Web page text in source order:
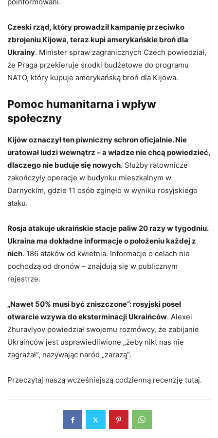
Czeski rząd, który prowadził kampanię przeciwko
zbrojeniu Kijowa, teraz kupi amerykańskie broń dla
Ukrainy. Minister spraw zagranicznych Czech powiedział,
że Praga przekieruje środki budżetowe do programu
NATO, który kupuje amerykańską broń dla Kijowa.
Pomoc humanitarna i wpływ
społeczny
Kijów oznaczył ten piwniczny schron oficjalnie. Nie
uratował ludzi wewnątrz – a władze nie chcą powiedzieć,
dlaczego nie buduje się nowych. Służby ratownicze
zakończyły operacje w budynku mieszkalnym w
Darnyckim, gdzie 11 osób zginęło w wyniku rosyjskiego
ataku.
Rosja atakuje ukraińskie stacje paliw 20 razy w tygodniu.
Ukraina ma dokładne informacje o położeniu każdej z
nich. 186 ataków od kwietnia. Informacje o celach nie
pochodzą od dronów – znajdują się w publicznym
rejestrze.
„Nawet 50% musi być zniszczone”: rosyjski poseł
otwarcie wzywa do eksterminacji Ukraińców. Alexei
Zhuravlyov powiedział swojemu rozmówcy, że zabijanie
Ukraińców jest usprawiedliwione „żeby nikt nas nie
zagrażał”, nazywając naród „zarazą”.
Przeczytaj naszą wcześniejszą codzienną recenzję tutaj.